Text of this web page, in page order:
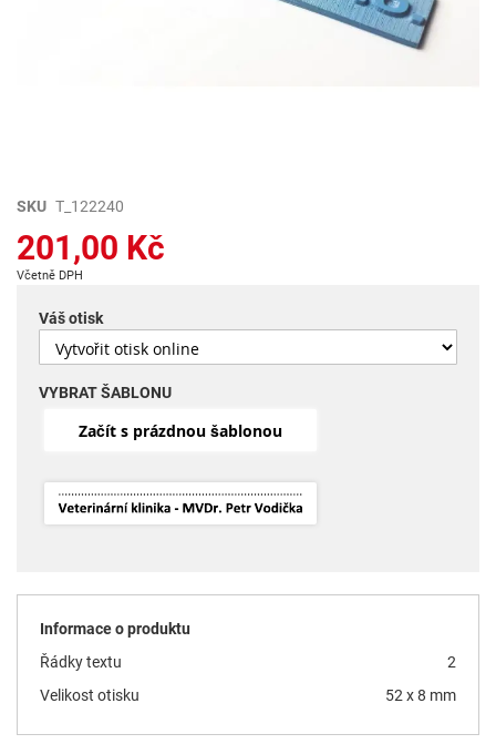
Přeskočit
začátek
galerie
obrázky
SKU T_122240
201,00 Kč
Včetně DPH
Váš otisk
VYBRAT ŠABLONU
Začít s prázdnou šablonou
Informace o produktu
Řádky textu
2
Velikost otisku
52 x 8 mm